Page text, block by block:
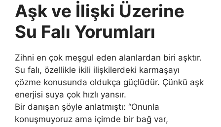
Aşk ve İlişki Üzerine
Su Falı Yorumları
Zihni en çok meşgul eden alanlardan biri aşktır.
Su falı, özellikle ikili ilişkilerdeki karmaşayı
çözme konusunda oldukça güçlüdür. Çünkü aşk
enerjisi suya çok hızlı yansır.
Bir danışan şöyle anlatmıştı: “Onunla
konuşmuyoruz ama içimde bir bağ var,